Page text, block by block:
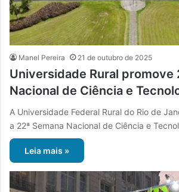
Manel Pereira 21 de outubro de 2025
Universidade Rural promove
Nacional de Ciência e
A Universidade Federal Rural do Rio de
a 22ª Semana Nacional de Ciência e
Leia mais »